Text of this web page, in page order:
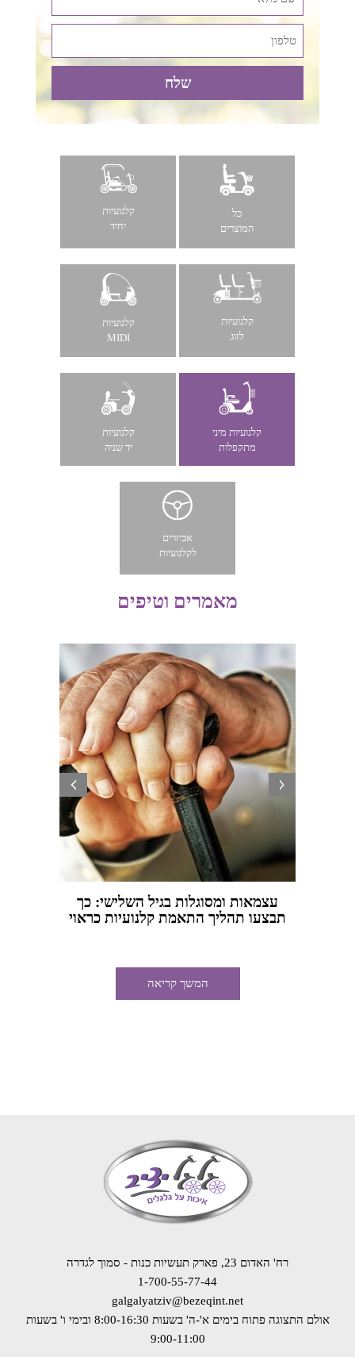
כל
המוצרים
קלנועיות
יחיד
קלנועיות
לזוג
קלנועיות
MIDI
קלנועיות מיני
מתקפלות
קלנועיות
יד שניה
אביזרים
לקלנועיות
מאמרים וטיפים
עצמאות ומסוגלות בגיל השלישי: כך
תבצעו תהליך התאמת קלנועיות כראוי
המשך קריאה
prev next
רח' האדום 23, פארק תעשיות כנות - סמוך לגדרה
1-700-55-77-44
galgalyatziv@bezeqint.net
אולם התצוגה פתוח בימים א'-ה' בשעות 8:00-16:30
ובימי ו' בשעות
9:00-11:00